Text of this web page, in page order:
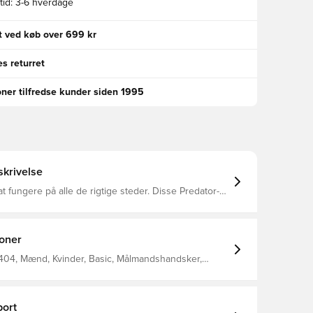
3-6 hverdage
ved køb over 699 kr
returret
tilfredse kunder siden 1995
fungere på alle de rigtige steder. Disse Predator-
af 100% EVA Håndledsrem, der går halvvejs rundt
Ventilationsåbning
Mænd, Kvinder, Basic, Målmandshandsker,